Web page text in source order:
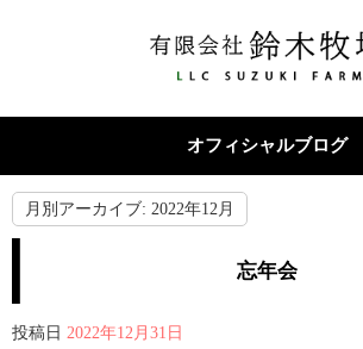
オフィシャルブログ
月別アーカイブ: 2022年12月
忘年会
投稿日 2022年12月31日